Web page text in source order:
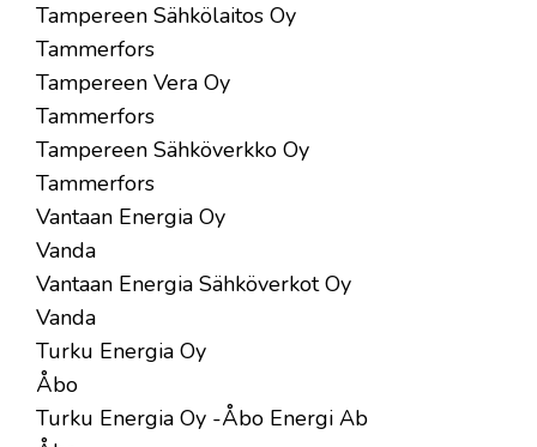
Tampereen Sähkölaitos Oy
Tammerfors
Tampereen Vera Oy
Tammerfors
Tampereen Sähköverkko Oy
Tammerfors
Vantaan Energia Oy
Vanda
Vantaan Energia Sähköverkot Oy
Vanda
Turku Energia Oy
Åbo
Turku Energia Oy -Åbo Energi Ab